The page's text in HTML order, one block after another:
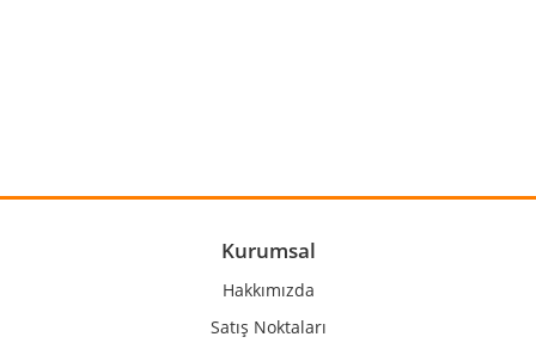
Ürün açıklamasında eksik bilgiler bulunuyor.
Ürün bilgilerinde hatalar bulunuyor.
Kurumsal
Hakkımızda
Satış Noktaları